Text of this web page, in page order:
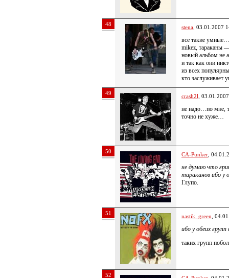
48 stena , 03.01.2007
все такие
mikez, тараканы
новый альбом не
и так как они
из всех
кто заслуживает
49 crash2l ,
не надо…по мне,
точно не хуже…
50 CA-Punker ,
не думаю что
тараканов ибо у
Глупо.
51 nastik_green ,
ибо у обеих
таких групп
52